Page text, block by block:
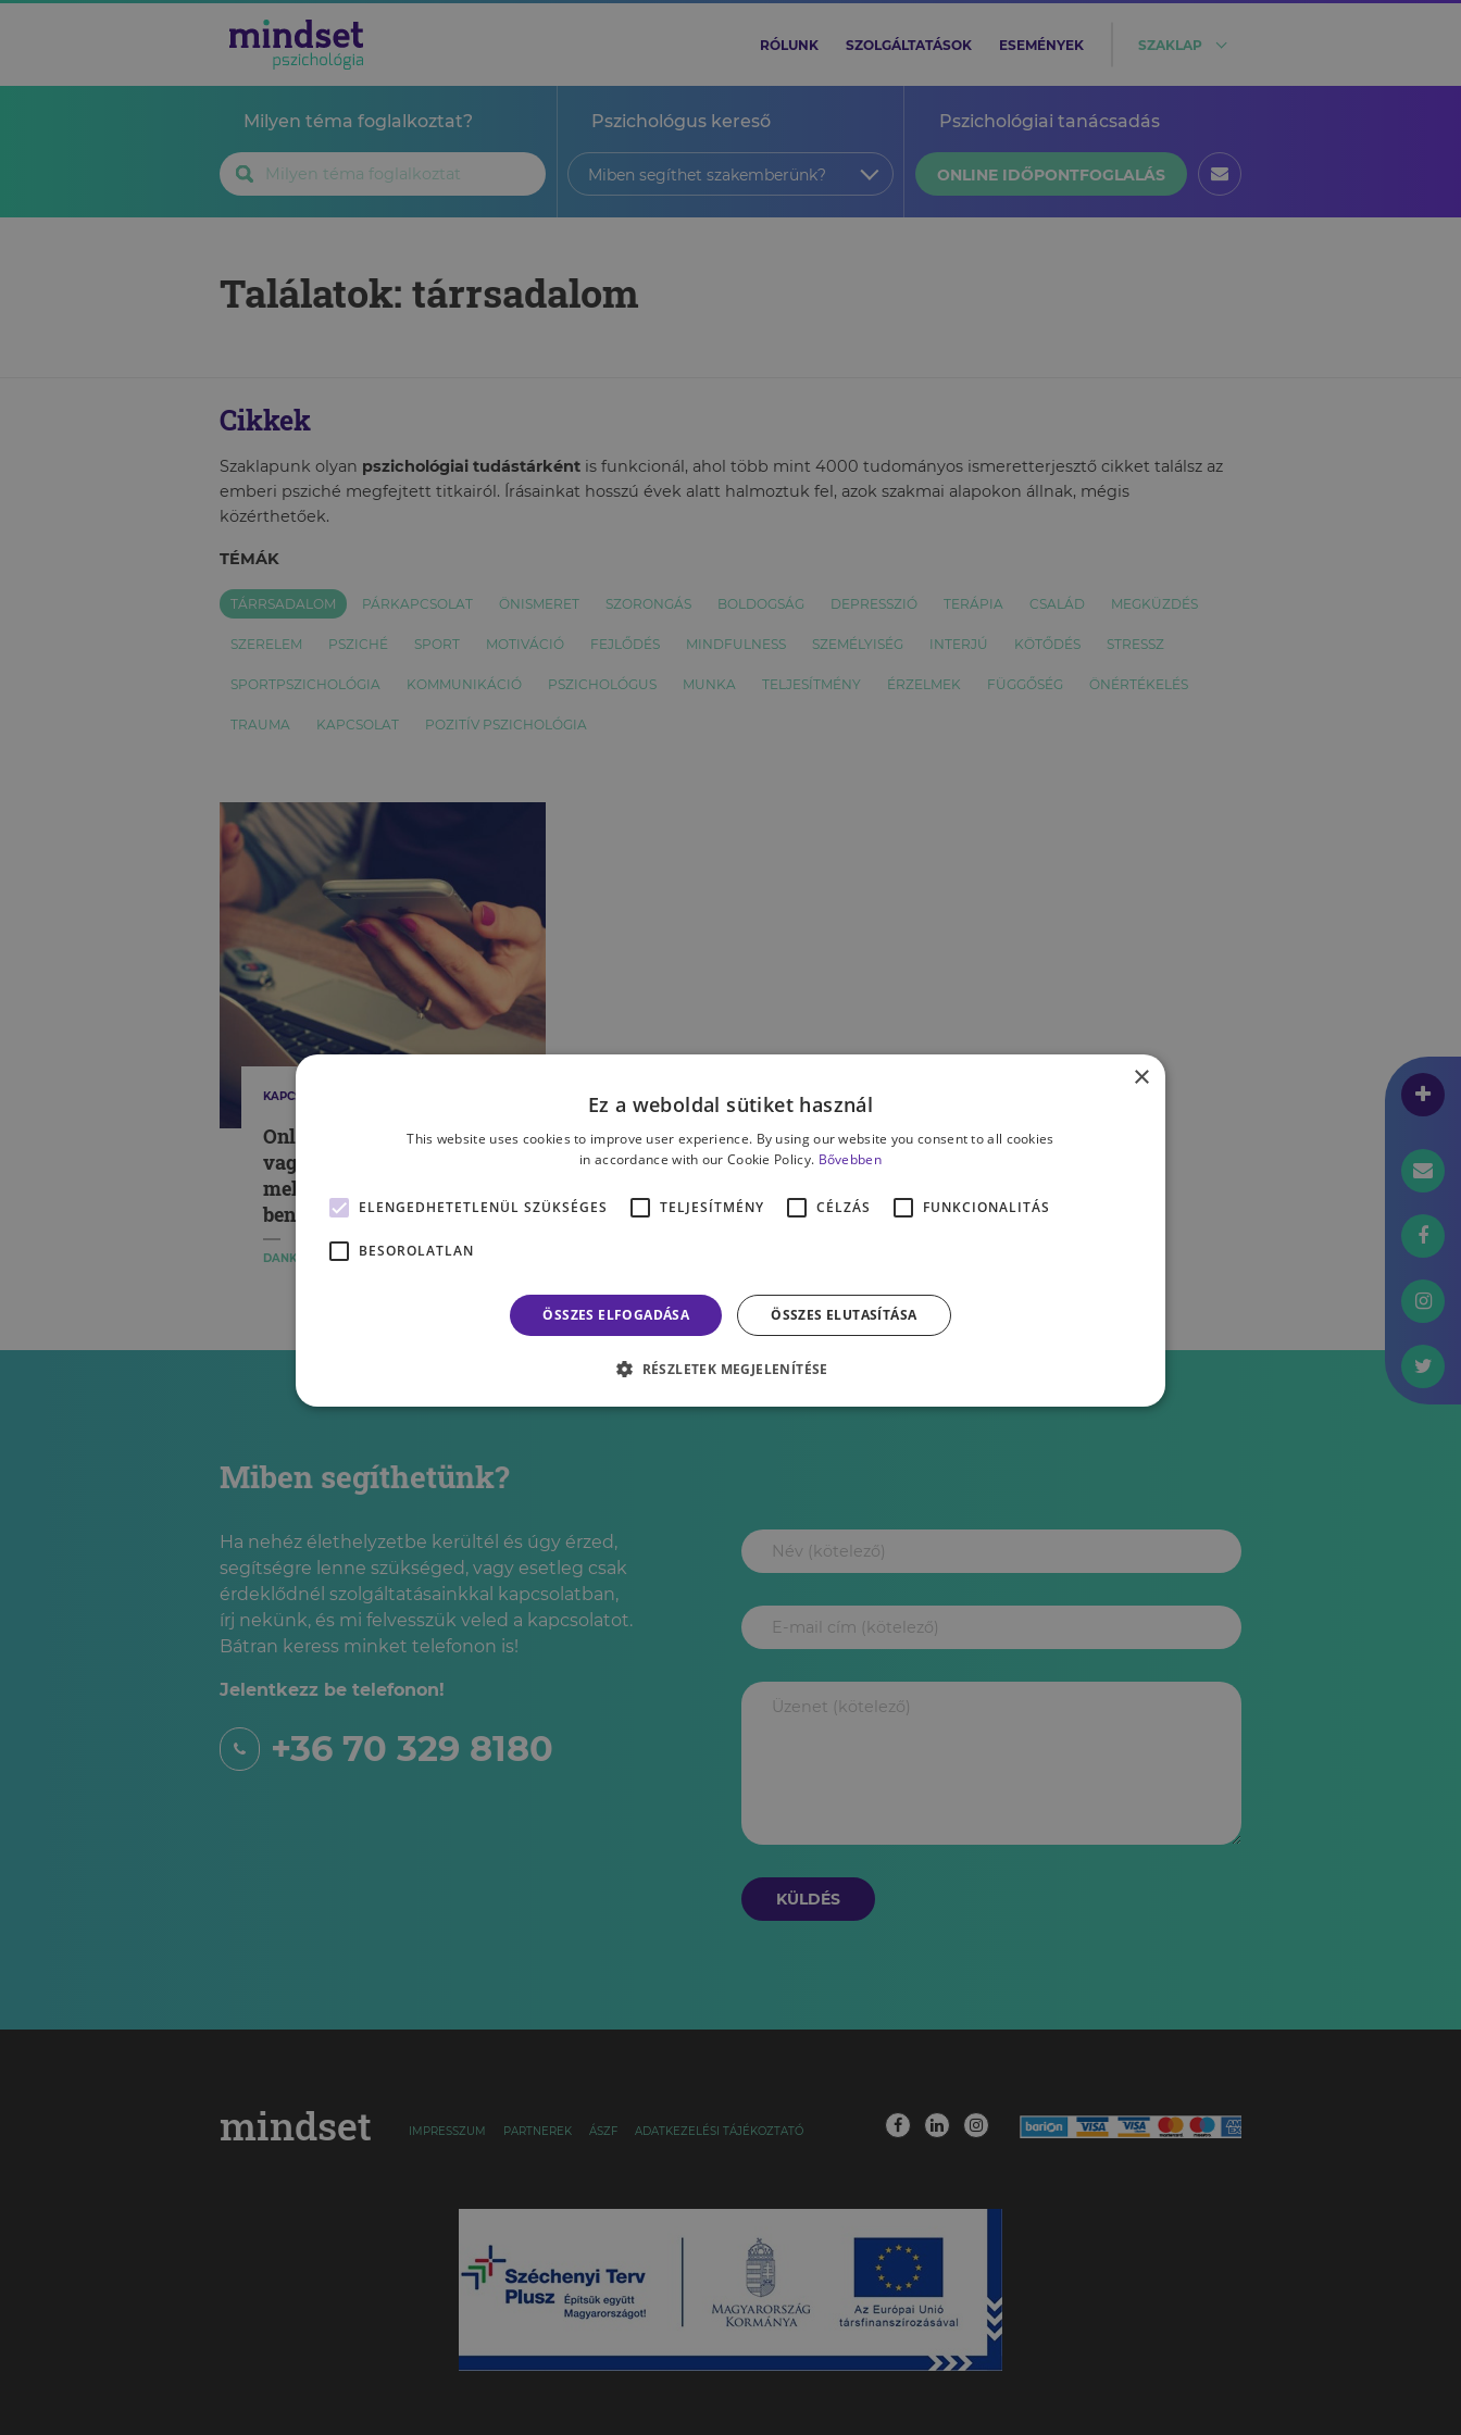
RÓLUNK SZOLGÁLTATÁSOK ESEMÉNYEK SZAKLAP
Milyen téma foglalkoztat? Pszichológus kereső
Miben segíthet szakemberünk?
Pszichológiai tanácsadás
ONLINE IDŐPONTFOGLALÁS
Találatok: tárrsadalom
Cikkek
Szaklapunk olyan pszichológiai tudástárként is funkcionál, ahol több mint 4000 tudományos ismeretterjesztő cikket találsz az
emberi psziché megfejtett titkairól. Írásainkat hosszú évek alatt halmoztuk fel, azok szakmai alapokon állnak, mégis
közérthetőek.
TÉMÁK
TÁRRSADALOM PÁRKAPCSOLAT ÖNISMERET SZORONGÁS BOLDOGSÁG DEPRESSZIÓ TERÁPIA CSALÁD MEGKÜZDÉS
SZERELEM PSZICHÉ SPORT MOTIVÁCIÓ FEJLŐDÉS MINDFULNESS SZEMÉLYISÉG INTERJÚ KÖTŐDÉS STRESSZ
SPORTPSZICHOLÓGIA KOMMUNIKÁCIÓ PSZICHOLÓGUS MUNKA TELJESÍTMÉNY ÉRZELMEK FÜGGŐSÉG ÖNÉRTÉKELÉS
TRAUMA KAPCSOLAT POZITÍV PSZICHOLÓGIA
KAPCSOLATAINK
Online vagyok, tehát
vagyok – a kütyük,
melyek körbevesznek
bennünket és ránk
gyakorolt hatásuk
DANKA BIANKA
Miben segíthetünk?
Ha nehéz élethelyzetbe kerültél és úgy érzed,
segítségre lenne szükséged, vagy esetleg csak
érdeklődnél szolgáltatásainkkal kapcsolatban,
írj nekünk, és mi felvesszük veled a kapcsolatot.
Bátran keress minket telefonon is!
Jelentkezz be telefonon!
+36 70 329 8180
KÜLDÉS
mindset IMPRESSZUM PARTNEREK ÁSZF ADATKEZELÉSI TÁJÉKOZTATÓ
×
Ez a weboldal sütiket használ
This website uses cookies to improve user experience. By using our website you consent to all cookies
in accordance with our Cookie Policy. Bővebben
ELENGEDHETETLENÜL SZÜKSÉGES TELJESÍTMÉNY CÉLZÁS FUNKCIONALITÁS
BESOROLATLAN
ÖSSZES ELFOGADÁSA ÖSSZES ELUTASÍTÁSA
RÉSZLETEK MEGJELENÍTÉSE